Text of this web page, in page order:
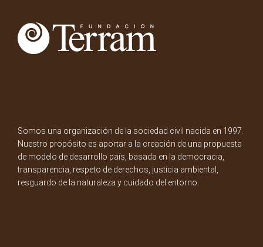
Somos una organización de la sociedad civil nacida en 1997.
Nuestro propósito es aportar a la creación de una propuesta
de modelo de desarrollo país, basada en la democracia,
transparencia, respeto de derechos, justicia ambiental,
resguardo de la naturaleza y cuidado del entorno.